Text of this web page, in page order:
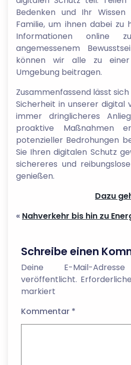
Bedenken und Ihr
Familie, um ihnen dabei zu
Informationen online
angemessenem
können wir alle zu
Umgebung beitragen.
Zusammenfassend lässt
Sicherheit in unserer digital
immer dringlicheres
proaktive Maßnahmen
potenzieller Bedrohungen
Sie Ihren digitalen Schutz
sichereres und
genießen.
Dazu
« Nahverkehr bis hin zu
Schreibe einen
Deine E-Mail-
veröffentlicht.
markiert
Kommentar *